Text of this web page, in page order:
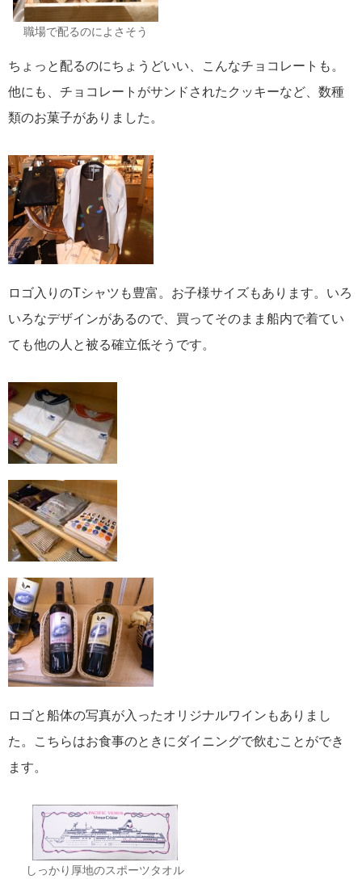
職場で配るのによさそう
ちょっと配るのにちょうどいい、こんなチョコレートも。
他にも、チョコレートがサンドされたクッキーなど、数種
類のお菓子がありました。
ロゴ入りのTシャツも豊富。お子様サイズもあります。いろ
いろなデザインがあるので、買ってそのまま船内で着てい
ても他の人と被る確立低そうです。
ロゴと船体の写真が入ったオリジナルワインもありまし
た。こちらはお食事のときにダイニングで飲むことができ
ます。
しっかり厚地のスポーツタオル